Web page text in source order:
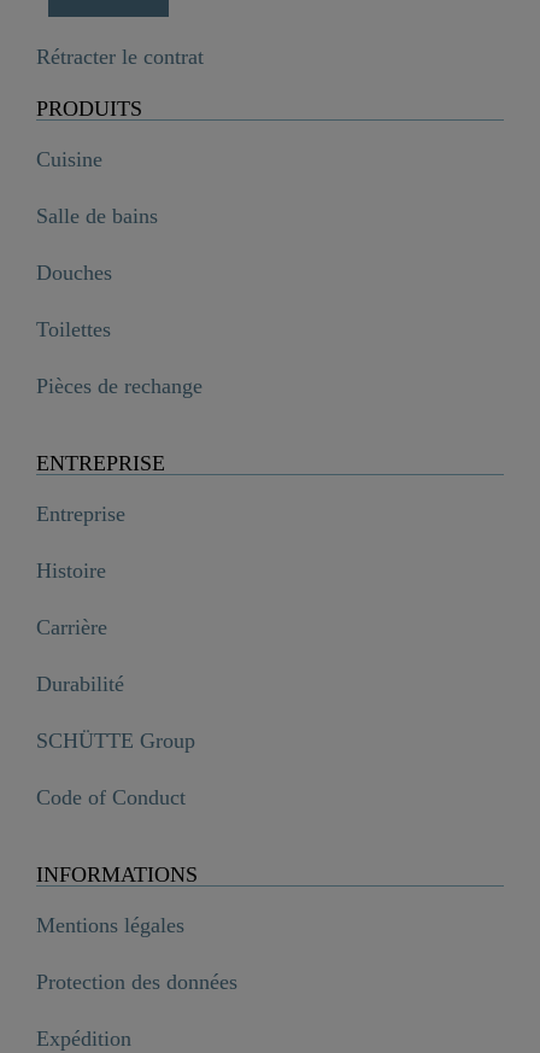
Rétracter le contrat
PRODUITS
Cuisine
Salle de bains
Douches
Toilettes
Pièces de rechange
ENTREPRISE
Entreprise
Histoire
Carrière
Durabilité
SCHÜTTE Group
Code of Conduct
INFORMATIONS
Mentions légales
Protection des données
Expédition